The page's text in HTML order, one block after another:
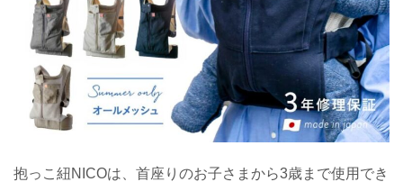
抱っこ紐NICOは、首座りのお子さまから3歳まで使用でき